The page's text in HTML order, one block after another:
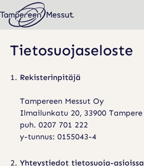
Hyppää
sisältöön
Tietosuojaseloste
Rekisterinpitäjä
Tampereen Messut Oy
Ilmailunkatu 20, 33900 Tampere
puh. 0207 701 222
y-tunnus: 0155043-4
Yhteystiedot tietosuoja-asioissa